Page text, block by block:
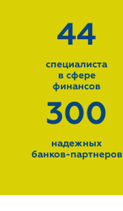
44
специалиста
в сфере
финансов
300
надежных
банков-партнеров